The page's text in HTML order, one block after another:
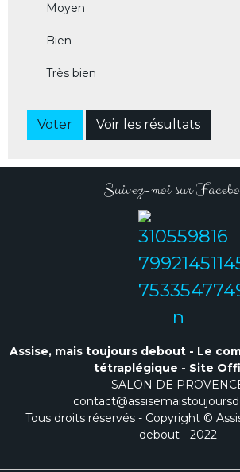
Moyen
Bien
Très bien
Voter Voir les résultats
Suivez-moi sur
Assise, mais toujours debout - Le
tétraplégique - Site
SALON DE
Tous droits réservés - Copyright ©
debout - 2022